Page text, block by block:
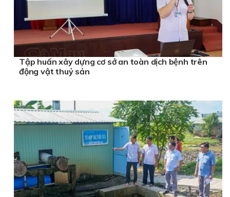
Tập huấn xây dựng cơ sở an toàn dịch bệnh trên
động vật thuỷ sản